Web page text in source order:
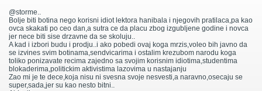
@storme..
Bolje biti botina nego korisni idiot lektora hanibala i njegovih pratilaca,pa kao
ovca skakati po ceo dan,a sutra ce da placu zbog izgubljene godine i novca
jer nece biti sise drzavne da se skoluju..
A kad i izbori budu i prodju..i ako pobedi ovaj koga mrzis,voleo bih javno da
se izvines svim botinama,sendvicarima i ostalim krezubom narodu koga
toliko ponizavate recima zajedno sa svojim korisnim idiotima,studentima
blokaderima,politickim aktivistima lazovima u nastajanju
Zao mi je te dece,koja nisu ni svesna svoje nesvesti,a naravno,osecaju se
super,sada,jer su kao nesto bitni..